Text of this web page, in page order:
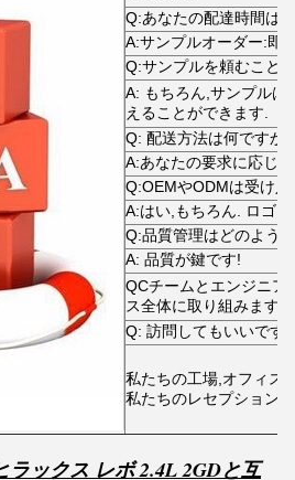
Q:あなたの配達時間は?
A:サンプルオーダー:即
Q:サンプルを頼むこと
A: もちろん,サンプルは
えることができます.
Q: 配送方法は何ですか?
A:あなたの要求に応じ
Q:OEMやODMは受け
A:はい,もちろん. ロゴ
Q:品質管理はどのよう
A: 品質が鍵です!
QCチームとエンジニア
ス全体に取り組みます
Q: 訪問してもいいです
私たちの工場,オフィス,
私たちのレセプション
ラックス レボ 2.4L 2GDと互